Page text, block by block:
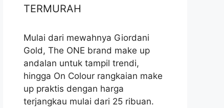
TERMURAH
Mulai dari mewahnya Giordani
Gold, The ONE brand make up
andalan untuk tampil trendi,
hingga On Colour rangkaian make
up praktis dengan harga
terjangkau mulai dari 25 ribuan.